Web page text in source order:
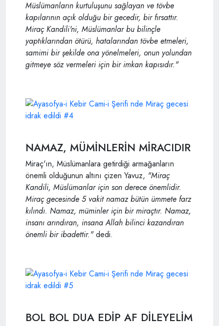
Müslümanların kurtuluşunu sağlayan ve tövbe
kapılarının açık olduğu bir gecedir, bir fırsattır.
Miraç Kandili'ni, Müslümanlar bu bilinçle
yaptıklarından ötürü, hatalarından tövbe etmeleri,
samimi bir şekilde ona yönelmeleri, onun yolundan
gitmeye söz vermeleri için bir imkan kapısıdır."
NAMAZ, MÜMİNLERİN MİRACIDIR
Miraç'ın, Müslümanlara getirdiği armağanların
önemli olduğunun altını çizen Yavuz, "Miraç
Kandili, Müslümanlar için son derece önemlidir.
Miraç gecesinde 5 vakit namaz bütün ümmete farz
kılındı. Namaz, müminler için bir miraçtır. Namaz,
insanı arındıran, insana Allah bilinci kazandıran
önemli bir ibadettir."dedi.
BOL BOL DUA EDİP AF DİLEYELİM